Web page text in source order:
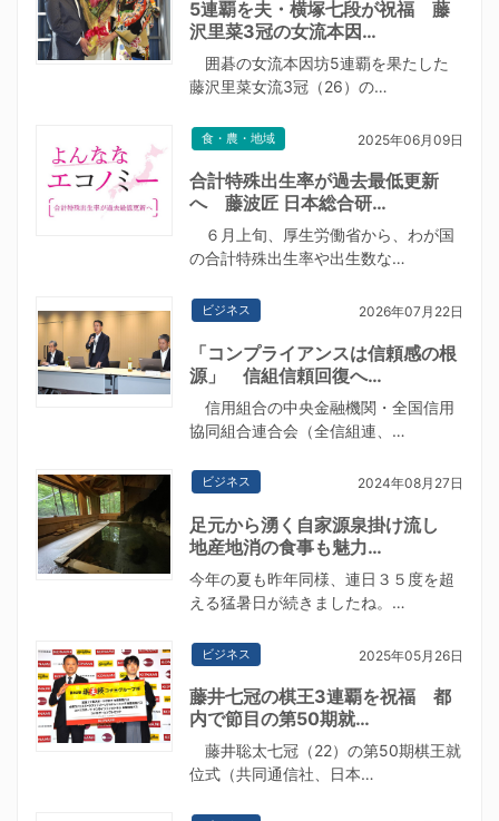
5連覇を夫・横塚七段が祝福 藤
沢里菜3冠の女流本因…
囲碁の女流本因坊5連覇を果たした
藤沢里菜女流3冠（26）の…
食・農・地域 2025年06月09日
合計特殊出生率が過去最低更新
へ 藤波匠 日本総合研…
６月上旬、厚生労働省から、わが国
の合計特殊出生率や出生数な…
ビジネス 2026年07月22日
「コンプライアンスは信頼感の根
源」 信組信頼回復へ…
信用組合の中央金融機関・全国信用
協同組合連合会（全信組連、…
ビジネス 2024年08月27日
足元から湧く自家源泉掛け流し
地産地消の食事も魅力…
今年の夏も昨年同様、連日３５度を超
える猛暑日が続きましたね。…
ビジネス 2025年05月26日
藤井七冠の棋王3連覇を祝福 都
内で節目の第50期就…
藤井聡太七冠（22）の第50期棋王就
位式（共同通信社、日本…